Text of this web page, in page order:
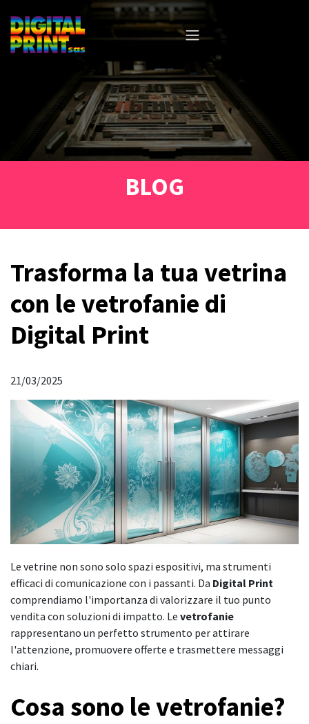
BLOG
Trasforma la tua vetrina
con le vetrofanie di
Digital Print
21/03/2025
Le vetrine non sono solo spazi espositivi, ma strumenti
efficaci di comunicazione con i passanti. Da Digital Print
comprendiamo l'importanza di valorizzare il tuo punto
vendita con soluzioni di impatto. Le vetrofanie
rappresentano un perfetto strumento per attirare
l'attenzione, promuovere offerte e trasmettere messaggi
chiari.
Cosa sono le vetrofanie?